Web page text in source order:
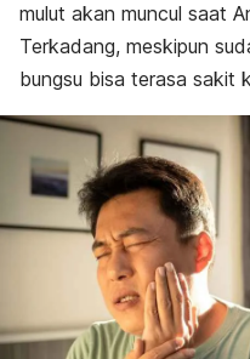
Merawat gigi bungsu
mulut akan muncul saat
Terkadang, meskipun
bungsu bisa terasa sakit